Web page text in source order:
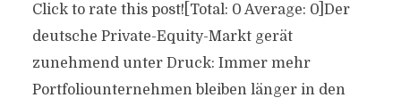
Click to rate this post![Total: 0 Average: 0]Der
deutsche Private-Equity-Markt gerät
zunehmend unter Druck: Immer mehr
Portfoliounternehmen bleiben länger in den